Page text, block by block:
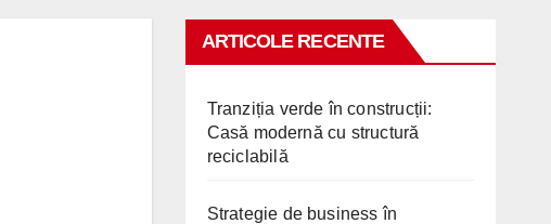
ARTICOLE RECENTE
Tranziția verde în construcții:
Casă modernă cu structură
reciclabilă
Strategie de business în